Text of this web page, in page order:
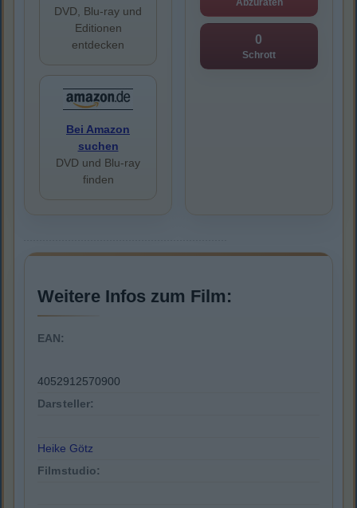
DVD, Blu-ray und
Editionen
entdecken
Bei Amazon
suchen
DVD und Blu-ray
finden
Abzuraten
0
Schrott
Weitere Infos zum Film:
EAN:
4052912570900
Darsteller:
Heike Götz
Filmstudio: